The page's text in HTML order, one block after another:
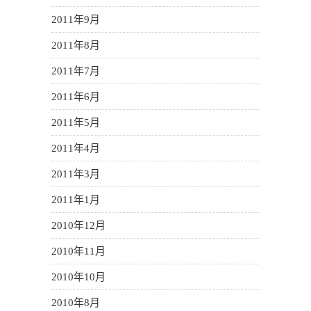
2011年9月
2011年8月
2011年7月
2011年6月
2011年5月
2011年4月
2011年3月
2011年1月
2010年12月
2010年11月
2010年10月
2010年8月